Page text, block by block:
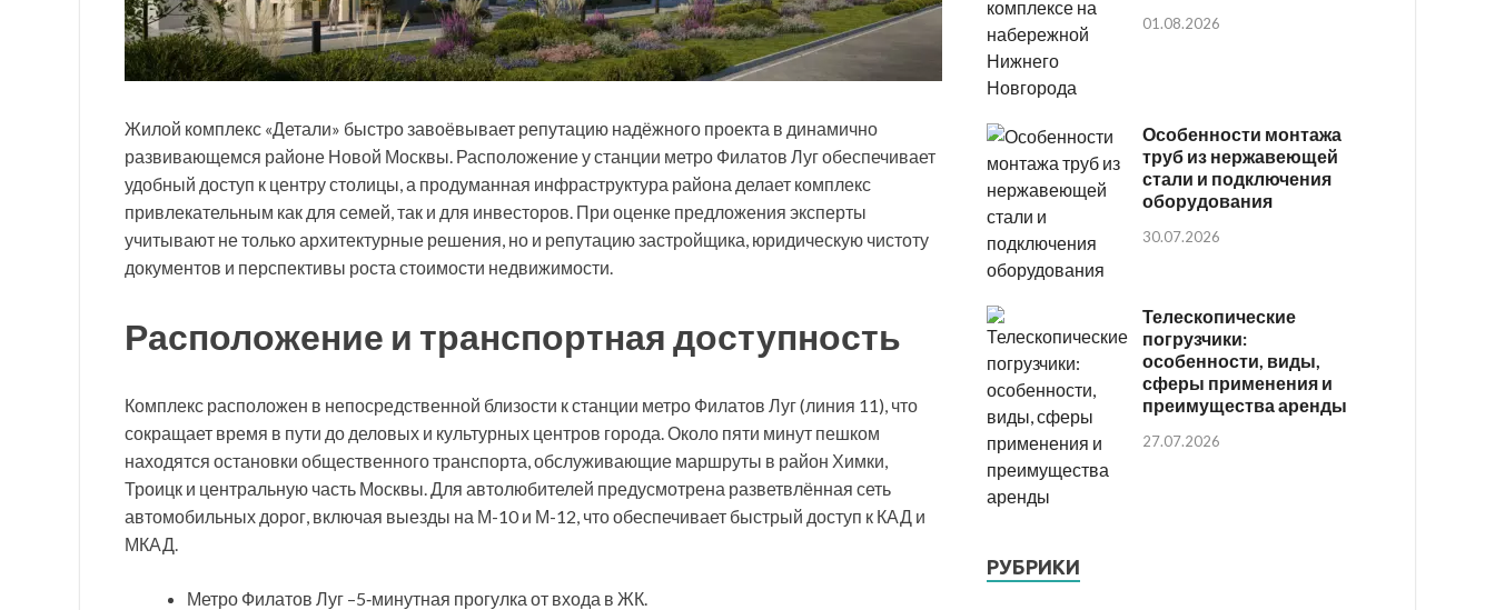
Жилой комплекс «Детали» быстро завоёвывает репутацию надёжного проекта в динамично
развивающемся районе Новой Москвы. Расположение у станции метро Филатов Луг обеспечивает
удобный доступ к центру столицы, а продуманная инфраструктура района делает комплекс
привлекательным как для семей, так и для инвесторов. При оценке предложения эксперты
учитывают не только архитектурные решения, но и репутацию застройщика, юридическую чистоту
документов и перспективы роста стоимости недвижимости.
Расположение и транспортная доступность
Комплекс расположен в непосредственной близости к станции метро Филатов Луг (линия 11), что
сокращает время в пути до деловых и культурных центров города. Около пяти минут пешком
находятся остановки общественного транспорта, обслуживающие маршруты в район Химки,
Троицк и центральную часть Москвы. Для автолюбителей предусмотрена разветвлённая сеть
автомобильных дорог, включая выезды на М-10 и М-12, что обеспечивает быстрый доступ к КАД и
МКАД.
Метро Филатов Луг –5‑минутная прогулка от входа в ЖК.
01.08.2026
Особенности монтажа
труб из нержавеющей
стали и подключения
оборудования
30.07.2026
Телескопические
погрузчики:
особенности, виды,
сферы применения и
преимущества аренды
27.07.2026
РУБРИКИ